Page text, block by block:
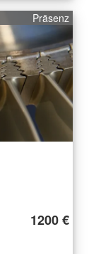
Präsenz
1200 €